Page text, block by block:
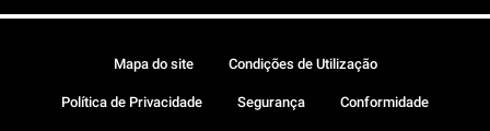
Mapa do site Condições de Utilização
Política de Privacidade Segurança Conformidade